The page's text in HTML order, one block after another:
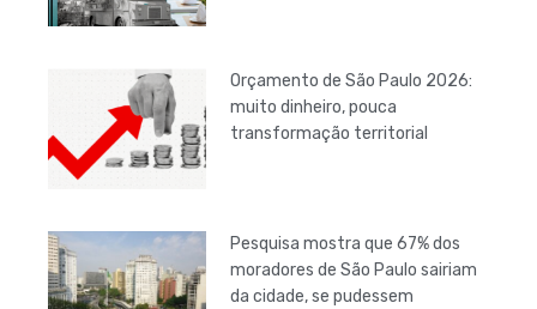
Orçamento de São Paulo 2026:
muito dinheiro, pouca
transformação territorial
Pesquisa mostra que 67% dos
moradores de São Paulo sairiam
da cidade, se pudessem